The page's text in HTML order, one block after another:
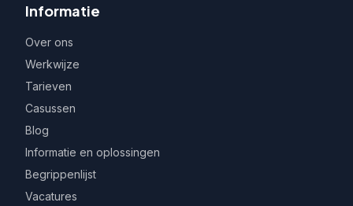
Informatie
Over ons
Werkwijze
Tarieven
Casussen
Blog
Informatie en oplossingen
Begrippenlijst
Vacatures